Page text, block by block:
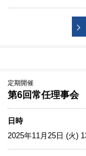
定期開催
第6回常任理事会
日時
2025年11月25日 (火)